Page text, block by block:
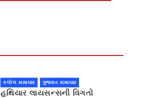
કલોલ સમાચાર ગુજરાત સમાચાર
હથિયાર લાયસન્સની વિગતો